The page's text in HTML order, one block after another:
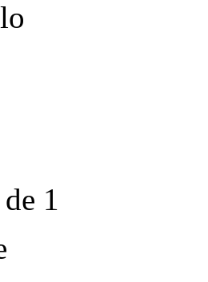
de 1